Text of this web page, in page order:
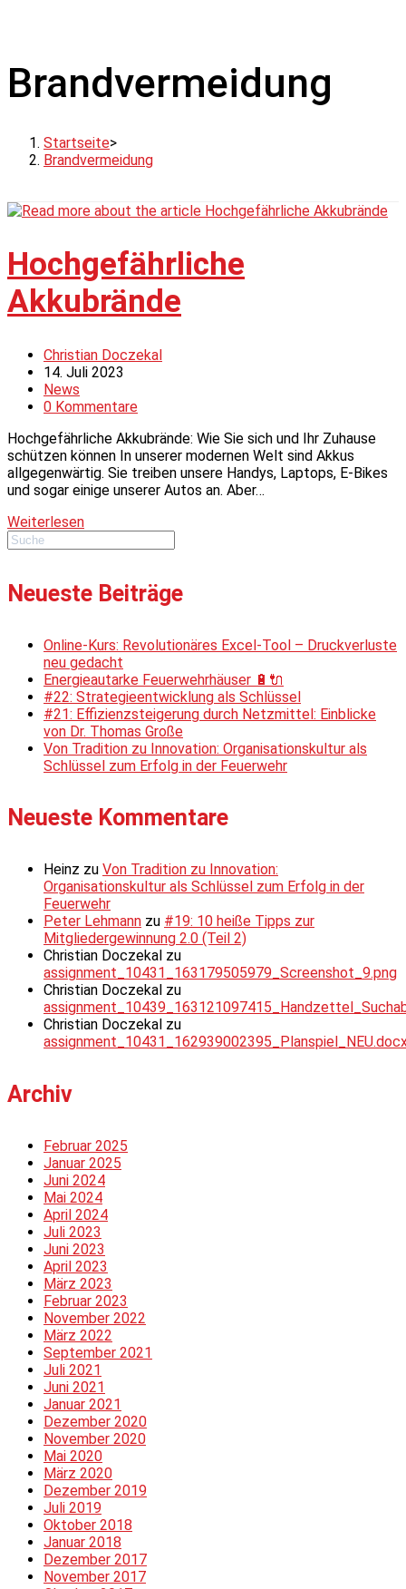
Brandvermeidung
Startseite>
Brandvermeidung
Hochgefährliche
Akkubrände
Beitrags-
Autor:
Christian Doczekal
Beitrag
veröffentlicht:
14. Juli 2023
Beitrags-
Kategorie:
News
Beitrags-
0 Kommentare
Hochgefährliche Akkubrände: Wie Sie sich und Ihr Zuhause
schützen können In unserer modernen Welt sind Akkus
allgegenwärtig. Sie treiben unsere Handys, Laptops, E-Bikes
und sogar einige unserer Autos an. Aber…
WeiterlesenHochgefährliche
Neueste Beiträge
Online-Kurs: Revolutionäres Excel-Tool – Druckverluste
neu gedacht
Energieautarke Feuerwehrhäuser 🔋🔌
#22: Strategieentwicklung als Schlüssel
#21: Effizienzsteigerung durch Netzmittel: Einblicke
von Dr. Thomas Große
Von Tradition zu Innovation: Organisationskultur als
Schlüssel zum Erfolg in der Feuerwehr
Neueste Kommentare
Heinz zu Von Tradition zu Innovation:
Organisationskultur als Schlüssel zum Erfolg in der
Feuerwehr
Peter Lehmann zu #19: 10 heiße Tipps zur
Mitgliedergewinnung 2.0 (Teil 2)
Christian Doczekal zu
assignment_10431_163179505979_Screenshot_9.png
Christian Doczekal zu
Christian Doczekal zu
Archiv
Februar 2025
Januar 2025
Juni 2024
Mai 2024
April 2024
Juli 2023
Juni 2023
April 2023
März 2023
Februar 2023
November 2022
März 2022
September 2021
Juli 2021
Juni 2021
Januar 2021
Dezember 2020
November 2020
Mai 2020
März 2020
Dezember 2019
Juli 2019
Oktober 2018
Januar 2018
Dezember 2017
November 2017